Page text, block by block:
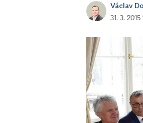
Václav
31. 3.